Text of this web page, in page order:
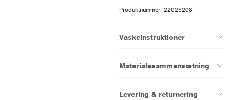
Produktnummer: 22025208
Vaskeinstruktioner
Materialesammensætning
Levering & returnering